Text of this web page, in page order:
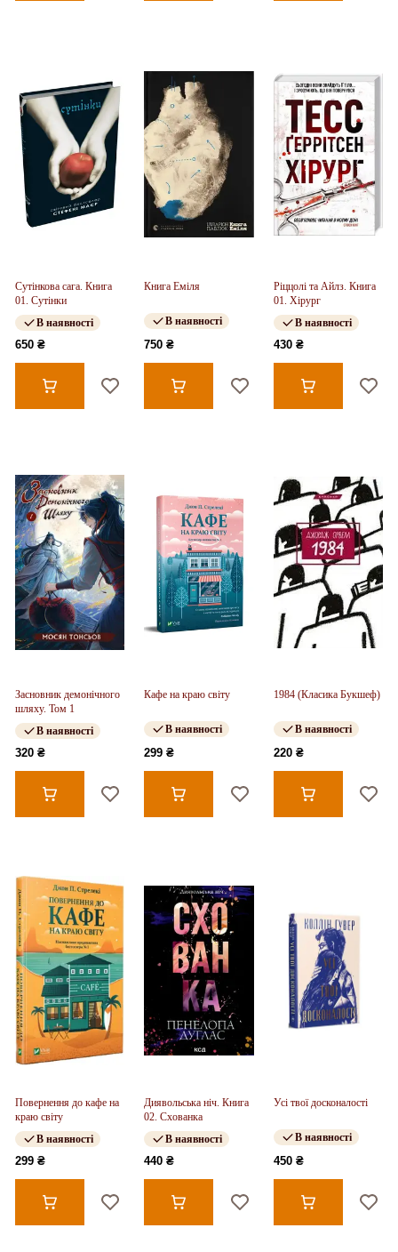
Сутінкова сага. Книга
01. Сутінки
В наявності
650 ₴
Книга Еміля
В наявності
750 ₴
Ріццолі та Айлз. Книга
01. Хірург
В наявності
430 ₴
Засновник демонічного
шляху. Том 1
В наявності
320 ₴
Кафе на краю світу
В наявності
299 ₴
1984 (Класика Букшеф)
В наявності
220 ₴
Повернення до кафе на
краю світу
В наявності
299 ₴
Диявольська ніч. Книга
02. Схованка
В наявності
440 ₴
Усі твої досконалості
В наявності
450 ₴